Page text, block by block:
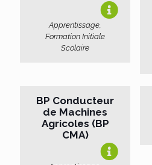
Apprentissage,
Formation Initiale
Scolaire
BP Conducteur
de Machines
Agricoles (BP
CMA)